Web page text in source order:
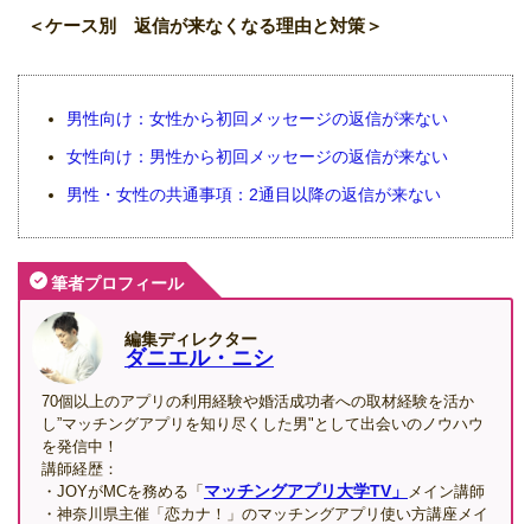
＜ケース別 返信が来なくなる理由と対策＞
男性向け：女性から初回メッセージの返信が来ない
女性向け：男性から初回メッセージの返信が来ない
男性・女性の共通事項：2通目以降の返信が来ない
筆者プロフィール
編集ディレクター
ダニエル・ニシ
70個以上のアプリの利用経験や婚活成功者への取材経験を活か
し”マッチングアプリを知り尽くした男"として出会いのノウハウ
を発信中！
講師経歴：
・JOYがMCを務める「 マッチングアプリ大学TV」
メイン講師
・神奈川県主催「恋カナ！」のマッチングアプリ使い方講座メイ